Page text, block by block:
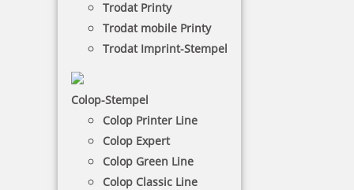
Trodat Printy
Trodat mobile Printy
Trodat Imprint-Stempel
Colop-Stempel
Colop Printer Line
Colop Expert
Colop Green Line
Colop Classic Line
Länderzustellungen gern auf Anfrage).